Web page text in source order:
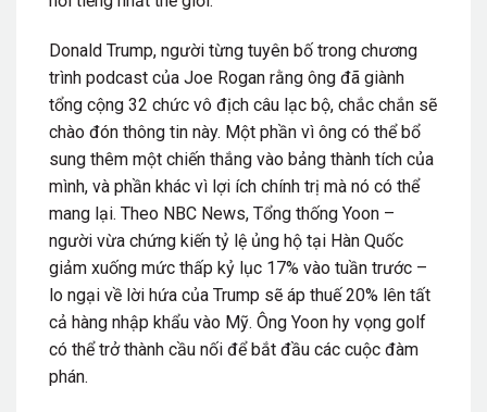
Donald Trump, người từng tuyên bố trong chương
trình podcast của Joe Rogan rằng ông đã giành
tổng cộng 32 chức vô địch câu lạc bộ, chắc chắn sẽ
chào đón thông tin này. Một phần vì ông có thể bổ
sung thêm một chiến thắng vào bảng thành tích của
mình, và phần khác vì lợi ích chính trị mà nó có thể
mang lại. Theo NBC News, Tổng thống Yoon –
người vừa chứng kiến tỷ lệ ủng hộ tại Hàn Quốc
giảm xuống mức thấp kỷ lục 17% vào tuần trước –
lo ngại về lời hứa của Trump sẽ áp thuế 20% lên tất
cả hàng nhập khẩu vào Mỹ. Ông Yoon hy vọng golf
có thể trở thành cầu nối để bắt đầu các cuộc đàm
phán.